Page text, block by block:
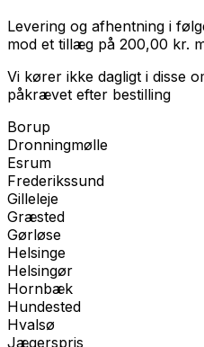
Levering og afhentning i
mod et tillæg på 200,00 kr.
Vi kører ikke dagligt i disse
påkrævet efter bestilling
Borup
Dronningmølle
Esrum
Frederikssund
Gilleleje
Græsted
Gørløse
Helsinge
Helsingør
Hornbæk
Hundested
Hvalsø
Jægerspris